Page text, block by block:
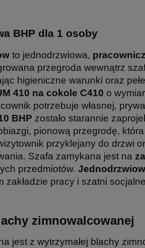
BHP dla 1 osoby
to jednodrzwiowa,
przegroda wewnątrz
higieniczne warunki oraz
410 na cokole C410 o
potrzebuje własnej,
BHP zostało starannie
pionową przegrodę,
przyklejany do drzwi
Szafa zamykana jest na
przedmiotów.
pracy i szatni
zimnowalcowanej
jest z wytrzymałej blachy